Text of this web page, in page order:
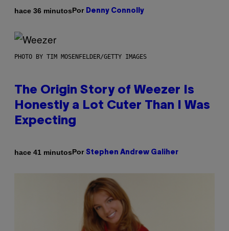
hace 36 minutosPor Denny Connolly
PHOTO BY TIM MOSENFELDER/GETTY IMAGES
The Origin Story of Weezer Is
Honestly a Lot Cuter Than I Was
Expecting
hace 41 minutosPor Stephen Andrew Galiher